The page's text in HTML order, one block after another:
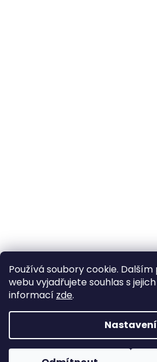
Používá soubory cookie.
webu vyjadřujete souhlas s
informací zde.
Nastavení
Pokud u nás nenajdete konkrétní
ozvat. Ve většině případů jej můžeme
Vytvořil